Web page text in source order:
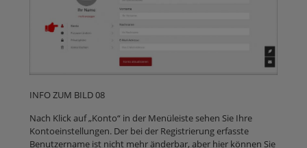
INFO ZUM BILD 08
Nach Klick auf „Konto“ in der Menüleiste sehen Sie Ihre
Kontoeinstellungen. Der bei der Registrierung erfasste
Benutzername ist nicht mehr änderbar, aber hier können Sie